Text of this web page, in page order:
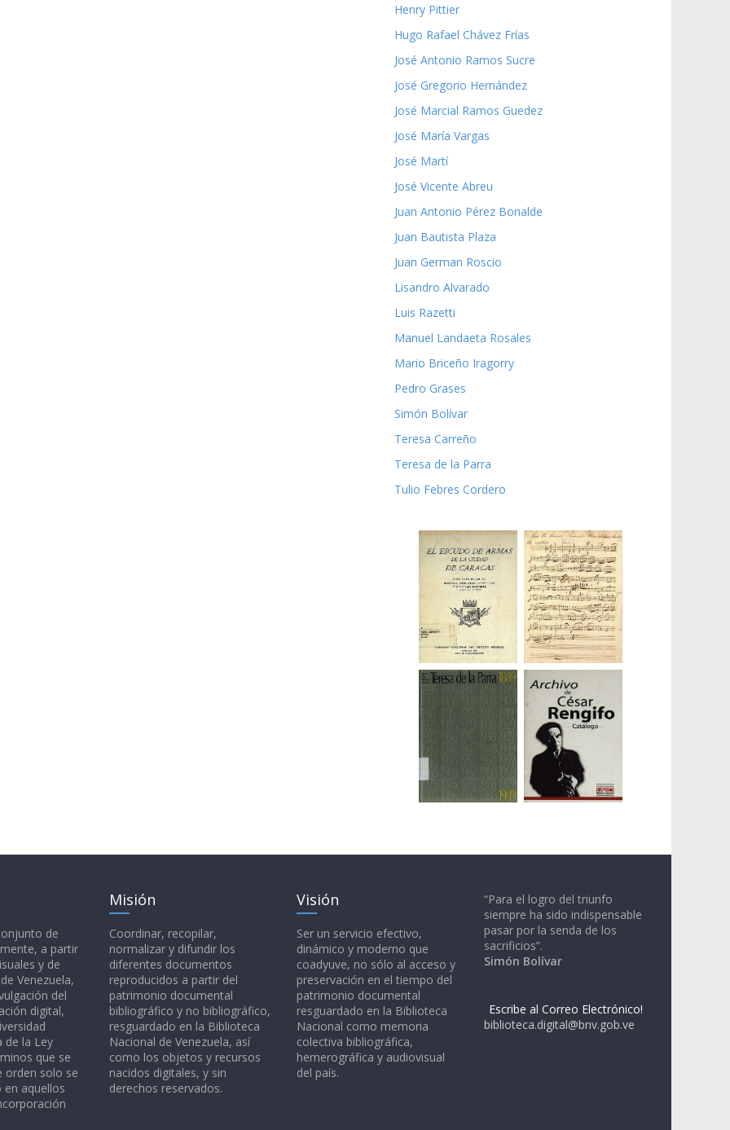
Henry Pittier
Hugo Rafael Chávez Frías
José Antonio Ramos Sucre
José Gregorio Hernández
José Marcial Ramos Guedez
José María Vargas
José Martí
José Vicente Abreu
Juan Antonio Pérez Bonalde
Juan Bautista Plaza
Juan German Roscio
Lisandro Alvarado
Luis Razetti
Manuel Landaeta Rosales
Mario Briceño Iragorry
Pedro Grases
Simón Bolívar
Teresa Carreño
Teresa de la Parra
Tulio Febres Cordero
de
a partir
y de
Venezuela,
del
digital,
de la Ley
que se
orden solo se
aquellos
Misión
Coordinar, recopilar,
normalizar y difundir los
diferentes documentos
reproducidos a partir del
patrimonio documental
bibliográfico y no bibliográfico,
resguardado en la Biblioteca
Nacional de Venezuela, así
como los objetos y recursos
nacidos digitales, y sin
derechos reservados.
Visión
Ser un servicio efectivo,
dinámico y moderno que
coadyuve, no sólo al acceso y
preservación en el tiempo del
patrimonio documental
resguardado en la Biblioteca
Nacional como memoria
colectiva bibliográfica,
hemerográfica y audiovisual
del país.
“Para el logro del triunfo
siempre ha sido indispensable
pasar por la senda de los
sacrificios”.
Simón Bolívar
Escribe al Correo Electrónico!
biblioteca.digital@bnv.gob.ve